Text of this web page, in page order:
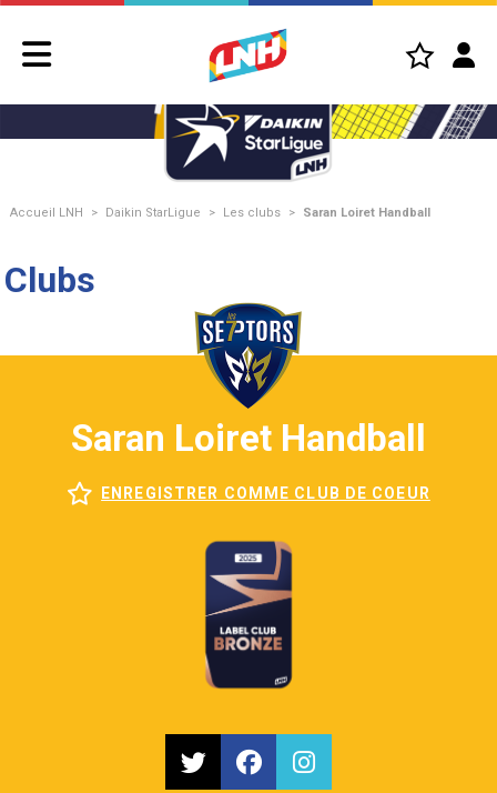
Accueil LNH > Daikin StarLigue > Les clubs > Saran Loiret Handball
Clubs
Saran Loiret Handball
ENREGISTRER COMME CLUB DE COEUR